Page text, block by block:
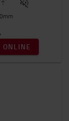
mm
ONLINE